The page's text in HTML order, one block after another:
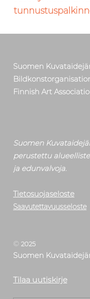
Suomen
Finnish Art
Suomen
perustettu
ja edunvalvoja.
Tietosuojaseloste
Saavutettavuusseloste
© 2025
Suomen
Tilaa uutiskirje